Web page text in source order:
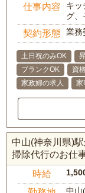
仕事内容
キッ
グ、
契約形態 業務
土日祝のみOK
ブランクOK
資
家政婦の求人
家
中山(神奈川県)
掃除代行のお仕
時給
中山